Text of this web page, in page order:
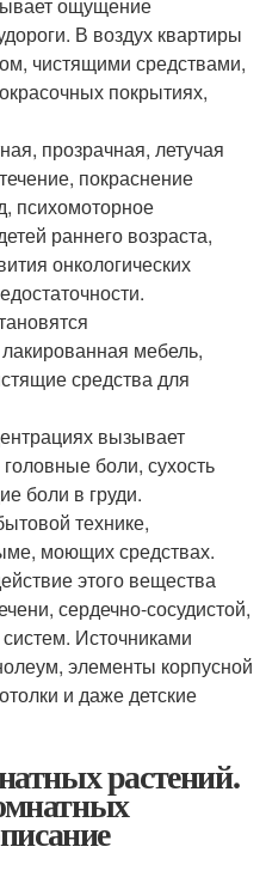
ощущение
В воздух квартиры
чистящими средствами,
покрытиях,
прозрачная, летучая
покраснение
психомоторное
раннего возраста,
онкологических
мебель,
средства для
вызывает
боли, сухость
боли в груди.
технике,
моющих средствах.
этого вещества
сердечно-сосудистой,
Источниками
элементы корпусной
и даже детские
растений.